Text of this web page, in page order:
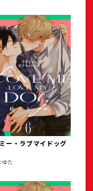
ー・ラブマイドッグ
ゆた